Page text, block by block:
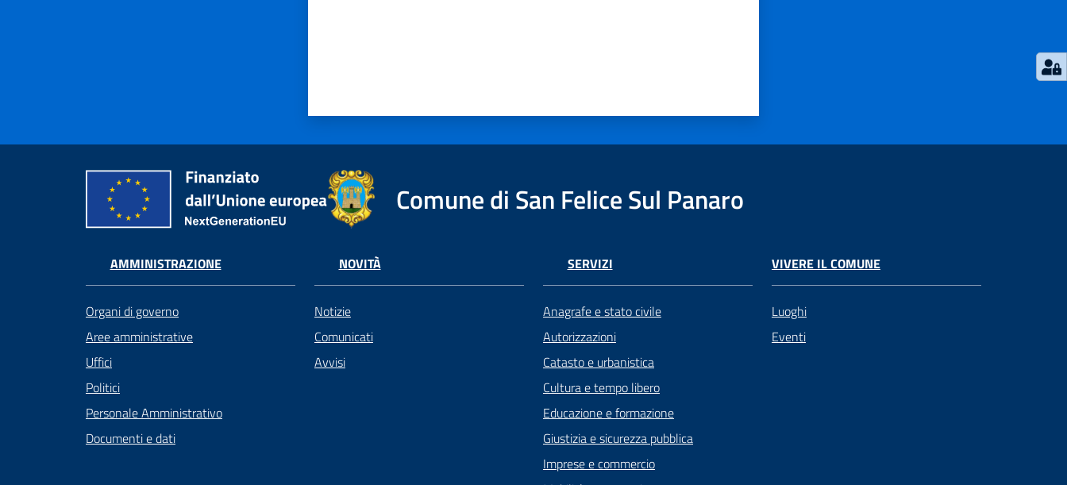
Comune di San Felice Sul Panaro
AMMINISTRAZIONE
Organi di governo
Aree amministrative
Uffici
Politici
Personale Amministrativo
Documenti e dati
NOVITÀ
Notizie
Comunicati
Avvisi
SERVIZI
Anagrafe e stato civile
Autorizzazioni
Catasto e urbanistica
Cultura e tempo libero
Educazione e formazione
Giustizia e sicurezza pubblica
Imprese e commercio
VIVERE IL COMUNE
Luoghi
Eventi